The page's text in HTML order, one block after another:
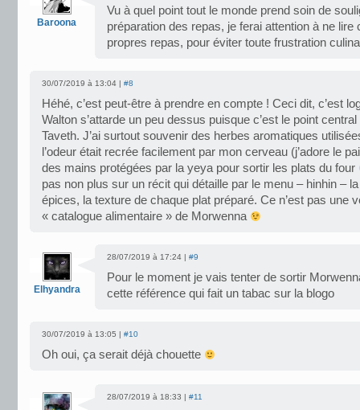
Baroona
Vu à quel point tout le monde prend soin de
préparation des repas, je ferai attention à ne lire
propres repas, pour éviter toute frustration
30/07/2019 à 13:04 | #8
Héhé, c’est peut-être à prendre en compte ! Ceci dit, c’est
Walton s’attarde un peu dessus puisque c’est le point
Taveth. J’ai surtout souvenir des herbes aromatiques
l’odeur était recrée facilement par mon cerveau (j’adore le
des mains protégées par la yeya pour sortir les plats du four
pas non plus sur un récit qui détaille par le menu – hinhin –
épices, la texture de chaque plat préparé. Ce n’est pas une
« catalogue alimentaire » de Morwenna
Elhyandra
28/07/2019 à 17:24 | #9
Pour le moment je vais tenter de sortir
cette référence qui fait un tabac sur la blogo
30/07/2019 à 13:05 | #10
Oh oui, ça serait déjà chouette
28/07/2019 à 18:33 | #11